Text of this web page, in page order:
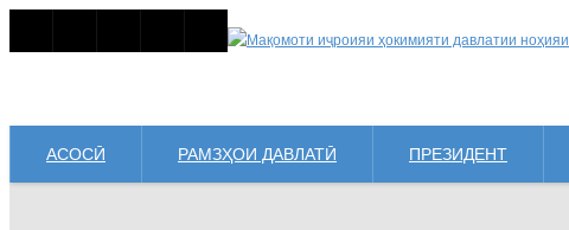
АСОСӢ РАМЗҲОИ ДАВЛАТӢ ПРЕЗИДЕНТ